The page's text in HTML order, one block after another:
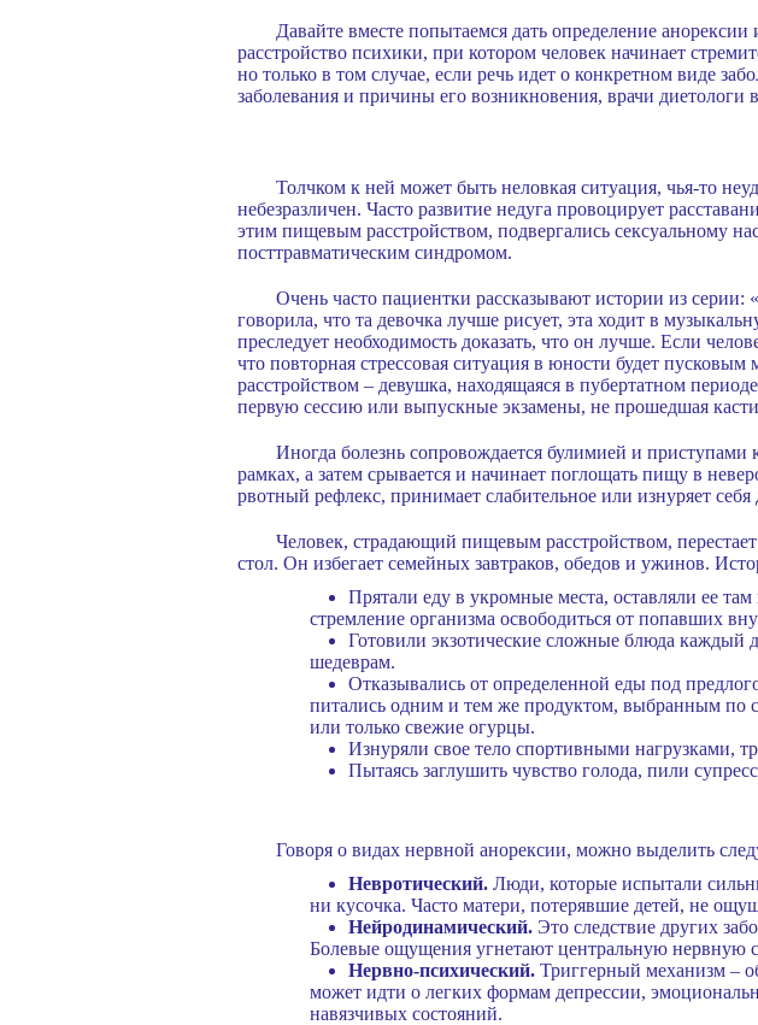
Давайте вместе попытаемся дать определение
расстройство психики, при котором человек начинает
но только в том случае, если речь идет о конкретном виде
заболевания и причины его возникновения, врачи
Толчком к ней может быть неловкая ситуация, чья-то
небезразличен. Часто развитие недуга провоцирует
этим пищевым расстройством, подвергались сексуальному
посттравматическим синдромом.
Очень часто пациентки рассказывают истории из
говорила, что та девочка лучше рисует, эта ходит в
преследует необходимость доказать, что он лучше. Если
что повторная стрессовая ситуация в юности будет
расстройством – девушка, находящаяся в пубертатном
первую сессию или выпускные экзамены, не прошедшая
Иногда болезнь сопровождается булимией и приступами
рамках, а затем срывается и начинает поглощать пищу в
рвотный рефлекс, принимает слабительное или изнуряет
Человек, страдающий пищевым расстройством,
стол. Он избегает семейных завтраков, обедов и ужинов.
Прятали еду в укромные места, оставляли ее
стремление организма освободиться от попавших
Готовили экзотические сложные блюда
шедеврам.
Отказывались от определенной еды под
питались одним и тем же продуктом, выбранным по
или только свежие огурцы.
Изнуряли свое тело спортивными нагрузками,
Пытаясь заглушить чувство голода, пили
Говоря о видах нервной анорексии, можно выделить
Невротический. Люди, которые испытали
ни кусочка. Часто матери, потерявшие детей, не
Нейродинамический. Это следствие других
Болевые ощущения угнетают центральную нервную
Нервно-психический. Триггерный механизм –
может идти о легких формам депрессии,
навязчивых состояний.